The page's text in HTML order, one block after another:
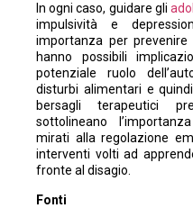
In ogni caso, guidare gli
impulsività e
importanza per
hanno possibili
potenziale ruolo
disturbi alimentari e
bersagli terapeutici
sottolineano
mirati alla regolazione
interventi volti ad
fronte al disagio.
Fonti